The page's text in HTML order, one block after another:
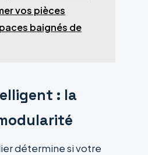
vos pièces
baignés de
: la
détermine si votre